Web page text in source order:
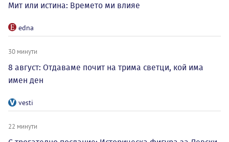
Мит или истина: Времето ми влияе
edna
30 минути
8 август: Отдаваме почит на трима светци, кой има
имен ден
vesti
22 минути